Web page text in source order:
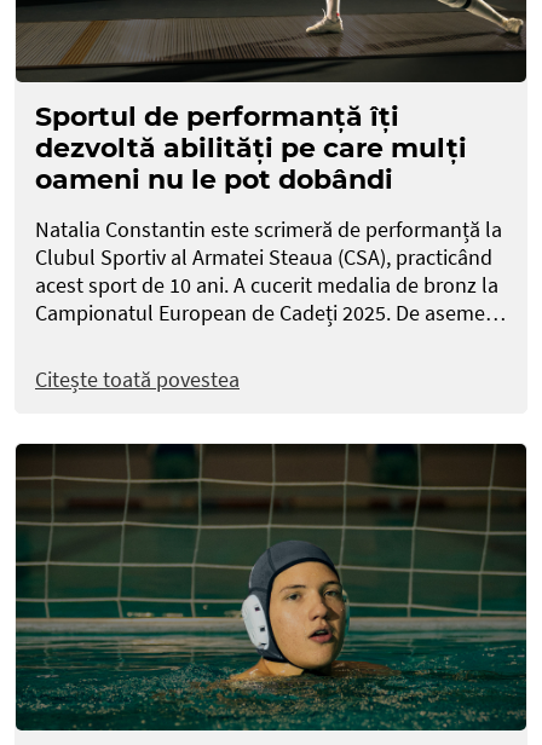
Sportul de performanță îți
dezvoltă abilități pe care mulți
oameni nu le pot dobândi
Natalia Constantin este scrimeră de performanță la
Clubul Sportiv al Armatei Steaua (CSA), practicând
acest sport de 10 ani. A cucerit medalia de bronz la
Campionatul European de Cadeți 2025. De aseme…
Citește toată povestea